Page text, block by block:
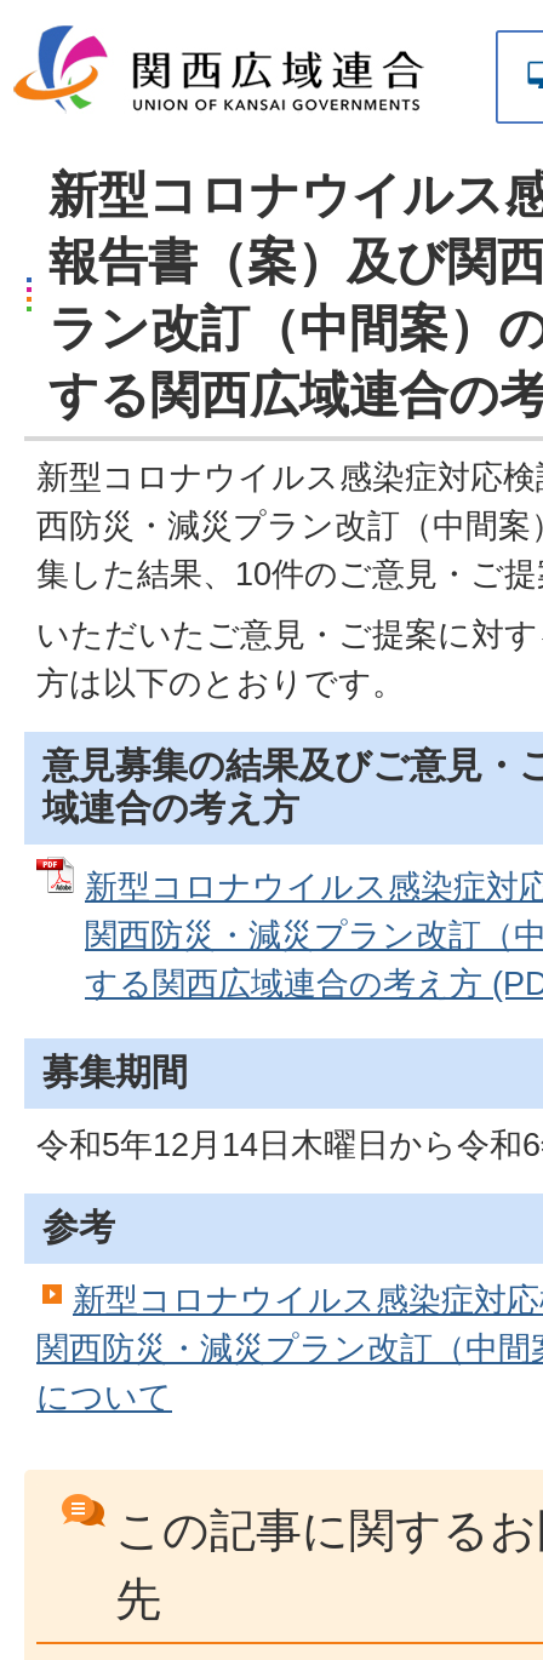
新型コロナウイルス
報告書（案）及び関
ラン改訂（中間案）
する関西広域連合の
新型コロナウイルス感染症対応
西防災・減災プラン改訂（中間
集した結果、10件のご意見・ご
いただいたご意見・ご提案に対
方は以下のとおりです。
意見募集の結果及びご意見・
域連合の考え方
新型コロナウイルス感染症対
関西防災・減災プラン改訂（
する関西広域連合の考え方
募集期間
令和5年12月14日木曜日から令和
参考
新型コロナウイルス感染症対
関西防災・減災プラン改訂（中
について
この記事に関する
先